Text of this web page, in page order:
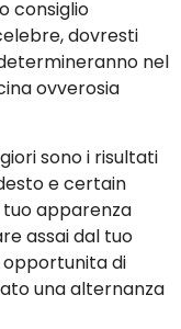
consiglio
dovresti
nel
ovverosia
sono i risultati
e certain
apparenza
assai dal tuo
opportunita di
una alternanza